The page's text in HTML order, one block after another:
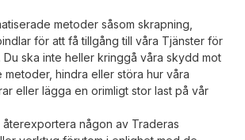
metoder såsom skrapning,
för att få tillgång till våra Tjänster för
Du ska inte heller kringgå våra skydd mot
metoder, hindra eller störa hur våra
eller lägga en orimligt stor last på vår
någon av Traderas